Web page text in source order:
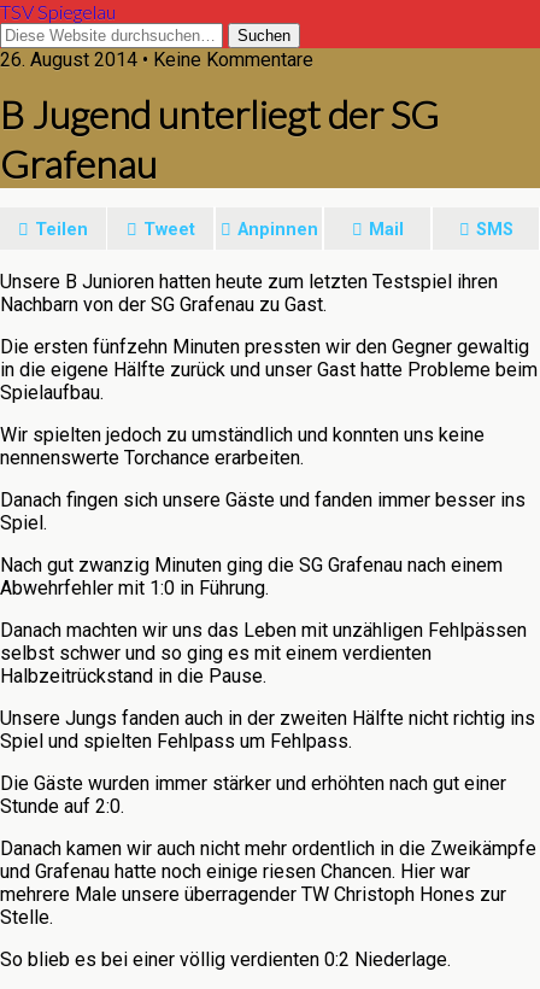
TSV Spiegelau
26. August 2014 • Keine Kommentare
B Jugend unterliegt der SG
Grafenau
Teilen Tweet Anpinnen Mail SMS
Unsere B Junioren hatten heute zum letzten Testspiel ihren
Nachbarn von der SG Grafenau zu Gast.
Die ersten fünfzehn Minuten pressten wir den Gegner gewaltig
in die eigene Hälfte zurück und unser Gast hatte Probleme beim
Spielaufbau.
Wir spielten jedoch zu umständlich und konnten uns keine
nennenswerte Torchance erarbeiten.
Danach fingen sich unsere Gäste und fanden immer besser ins
Spiel.
Nach gut zwanzig Minuten ging die SG Grafenau nach einem
Abwehrfehler mit 1:0 in Führung.
Danach machten wir uns das Leben mit unzähligen Fehlpässen
selbst schwer und so ging es mit einem verdienten
Halbzeitrückstand in die Pause.
Unsere Jungs fanden auch in der zweiten Hälfte nicht richtig ins
Spiel und spielten Fehlpass um Fehlpass.
Die Gäste wurden immer stärker und erhöhten nach gut einer
Stunde auf 2:0.
Danach kamen wir auch nicht mehr ordentlich in die Zweikämpfe
und Grafenau hatte noch einige riesen Chancen. Hier war
mehrere Male unsere überragender TW Christoph Hones zur
Stelle.
So blieb es bei einer völlig verdienten 0:2 Niederlage.